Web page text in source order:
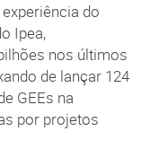
do
Ipea,
nos últimos
de lançar 124
GEEs na
por projetos